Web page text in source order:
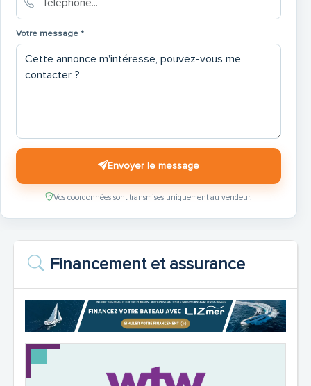
Votre message *
Envoyer le message
Vos coordonnées sont transmises uniquement au vendeur.
Financement et assurance